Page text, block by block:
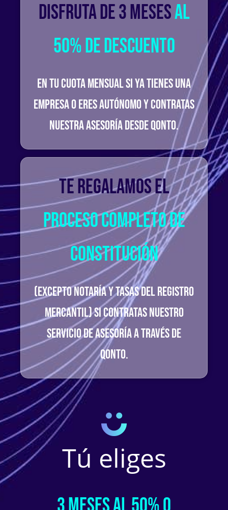
Disfruta de 3 mesesal
50% de descuento
en tu cuota mensual si ya tienes una
empresa o eres autónomo y contratas
nuestra asesoría desde Qonto.
Te regalamos el
proceso completo de
constitución
(excepto notaría y tasas del registro
mercantil) si contratas nuestro
servicio de asesoría a través de
Qonto.
Tú eliges